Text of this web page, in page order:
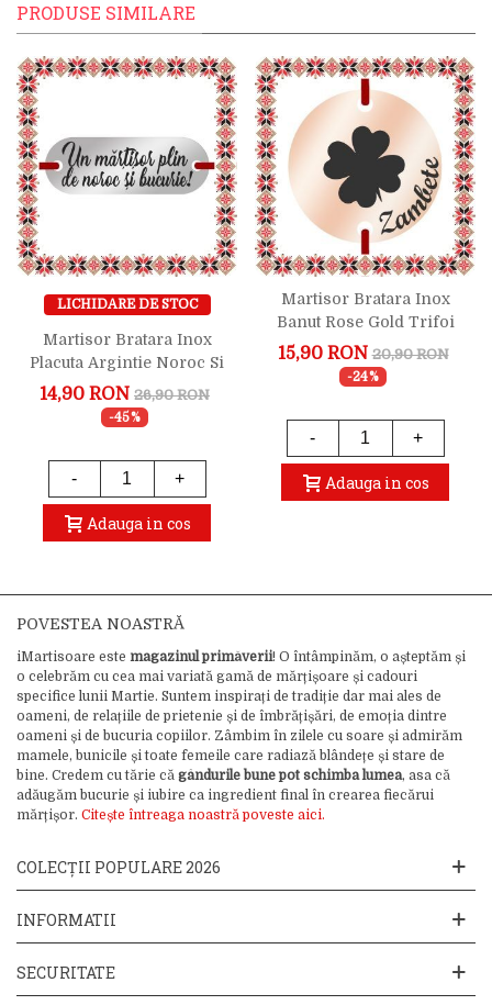
PRODUSE SIMILARE
LICHIDARE DE STOC
Martisor Bratara Inox
Placuta Argintie Noroc Si
Bucurie
14,90 RON 26,90 RON
-45%
- +
Adauga in cos
Martisor Bratara Inox
Banut Rose Gold Trifoi
Zambete
15,90 RON 20,90 RON
-24%
- +
Adauga in cos
POVESTEA NOASTRĂ
iMartisoare este magazinul primăverii! O întâmpinăm, o așteptăm și
o celebrăm cu cea mai variată gamă de mărțișoare și cadouri
specifice lunii Martie. Suntem inspirați de tradiție dar mai ales de
oameni, de relațiile de prietenie și de îmbrățișări, de emoția dintre
oameni și de bucuria copiilor. Zâmbim în zilele cu soare și admirăm
mamele, bunicile și toate femeile care radiază blândețe și stare de
bine. Credem cu tărie că gândurile bune pot schimba lumea, asa că
adăugăm bucurie și iubire ca ingredient final în crearea fiecărui
mărțișor. Citește întreaga noastră poveste aici.
COLECȚII POPULARE 2026
INFORMATII
SECURITATE